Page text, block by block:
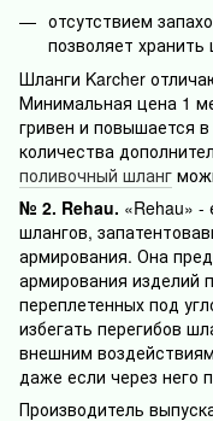
отсутствием
позволяет
Шланги Karcher
Минимальная цена 1
гривен и повышается
количества
поливочный шланг
№ 2. Rehau. «Rehau» -
шлангов,
армирования. Она
армирования изделий
переплетенных под
избегать перегибов
внешним
даже если через него
Производитель